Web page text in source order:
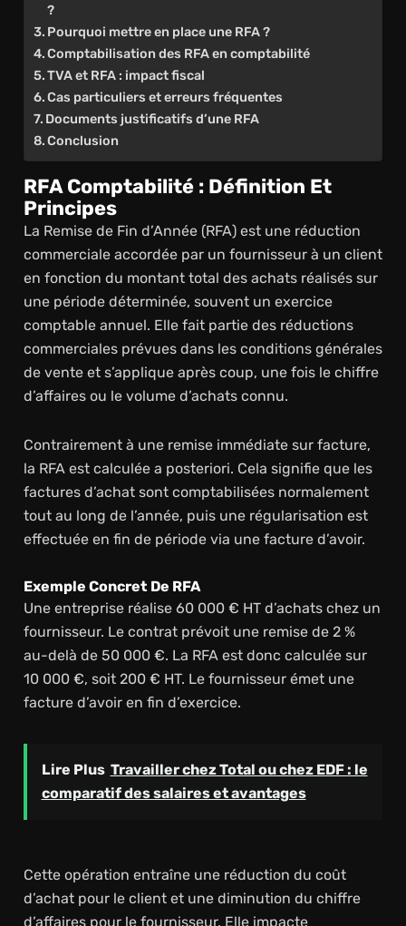
?
Pourquoi mettre en place une RFA ?
Comptabilisation des RFA en comptabilité
TVA et RFA : impact fiscal
Cas particuliers et erreurs fréquentes
Documents justificatifs d’une RFA
Conclusion
RFA Comptabilité : Définition Et
Principes
La Remise de Fin d’Année (RFA) est une réduction
commerciale accordée par un fournisseur à un client
en fonction du montant total des achats réalisés sur
une période déterminée, souvent un exercice
comptable annuel. Elle fait partie des réductions
commerciales prévues dans les conditions générales
de vente et s’applique après coup, une fois le chiffre
d’affaires ou le volume d’achats connu.
Contrairement à une remise immédiate sur facture,
la RFA est calculée a posteriori. Cela signifie que les
factures d’achat sont comptabilisées normalement
tout au long de l’année, puis une régularisation est
effectuée en fin de période via une facture d’avoir.
Exemple Concret De RFA
Une entreprise réalise 60 000 € HT d’achats chez un
fournisseur. Le contrat prévoit une remise de 2 %
au-delà de 50 000 €. La RFA est donc calculée sur
10 000 €, soit 200 € HT. Le fournisseur émet une
facture d’avoir en fin d’exercice.
Lire Plus Travailler chez Total ou chez EDF : le
comparatif des salaires et avantages
Cette opération entraîne une réduction du coût
d’achat pour le client et une diminution du chiffre
d’affaires pour le fournisseur. Elle impacte